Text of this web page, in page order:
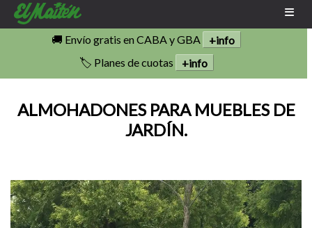
🚚 Envío gratis en CABA y GBA
+info
🏷️ Planes de cuotas
+info
ALMOHADONES PARA MUEBLES DE
JARDÍN.